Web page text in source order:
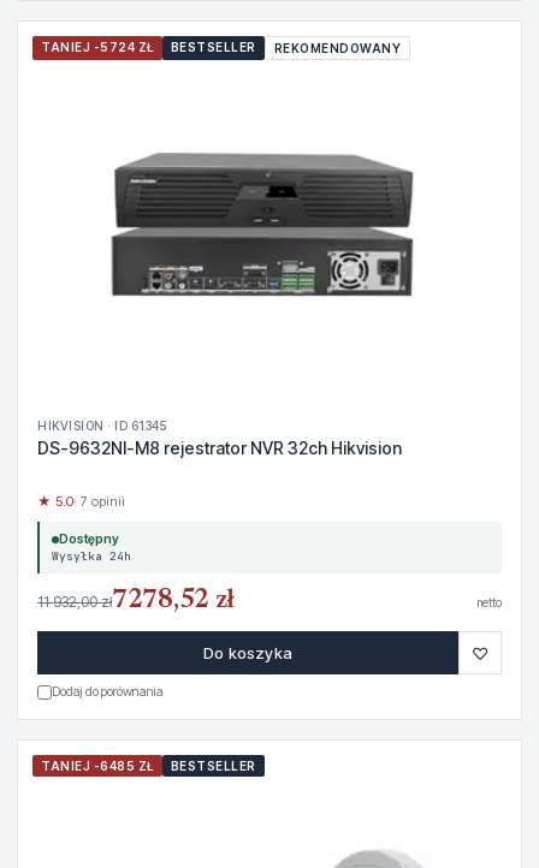
TANIEJ -5724 ZŁ BESTSELLER REKOMENDOWANY
HIKVISION · ID 61345
DS-9632NI-M8 rejestrator NVR 32ch Hikvision
★ 5.0· 7 opinii
Dostępny
Wysyłka 24h
11 932,00 zł7278,52 zł netto
Do koszyka ♡
Dodaj do porównania
TANIEJ -6485 ZŁ BESTSELLER